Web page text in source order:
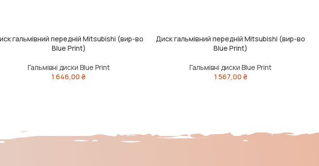
В КОШИК
гальмівний передній Mitsubishi (вир-во
Blue Print)
Гальмівні диски Blue Print
1 646,00₴
ДОДАТИ В КОШИК
Диск гальмівний передній Mitsubishi (вир-во
Blue Print)
Гальмівні диски Blue Print
1 567,00 ₴